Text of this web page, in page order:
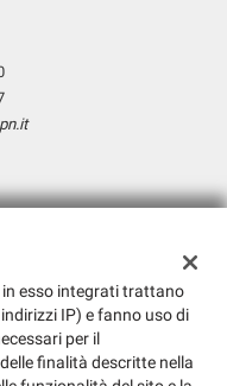
esso integrati trattano
IP) e fanno uso di
per il
finalità descritte nella